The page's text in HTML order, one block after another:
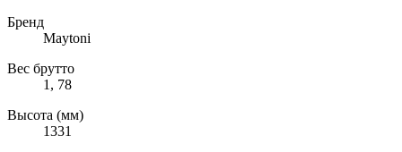
Бренд
Maytoni
Вес брутто
1, 78
Высота (мм)
1331